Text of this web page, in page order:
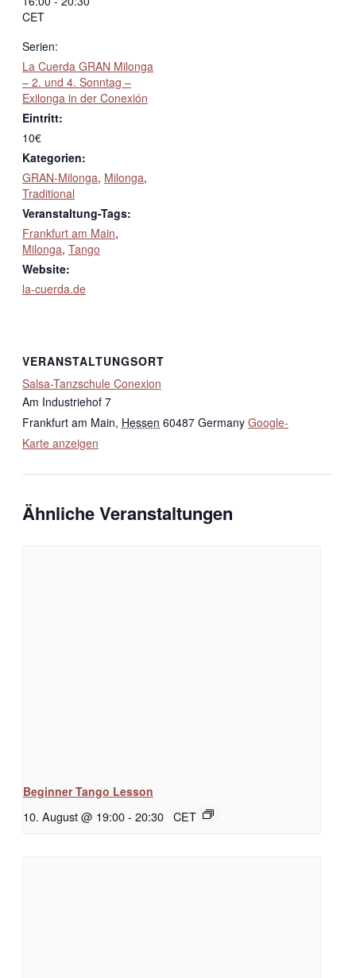
CET
Serien:
La Cuerda GRAN Milonga
– 2. und 4. Sonntag –
Exilonga in der Conexión
Eintritt:
10€
Kategorien:
GRAN-Milonga, Milonga,
Traditional
Veranstaltung-Tags:
Frankfurt am Main,
Milonga, Tango
Website:
la-cuerda.de
VERANSTALTUNGSORT
Salsa-Tanzschule Conexion
Am Industriehof 7
Frankfurt am Main, Hessen 60487 Germany Google-
Karte anzeigen
Ähnliche Veranstaltungen
Beginner Tango Lesson
10. August @ 19:00- 20:30 CET